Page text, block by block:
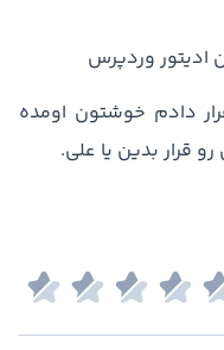
وردپرس
دادم خوشتون اومده
قرار بدین یا علی.